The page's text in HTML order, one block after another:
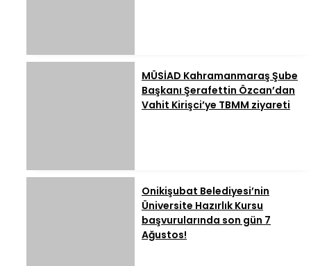
MÜSİAD Kahramanmaraş Şube
Başkanı Şerafettin Özcan’dan
Vahit Kirişci’ye TBMM ziyareti
Onikişubat Belediyesi’nin
Üniversite Hazırlık Kursu
başvurularında son gün 7
Ağustos!